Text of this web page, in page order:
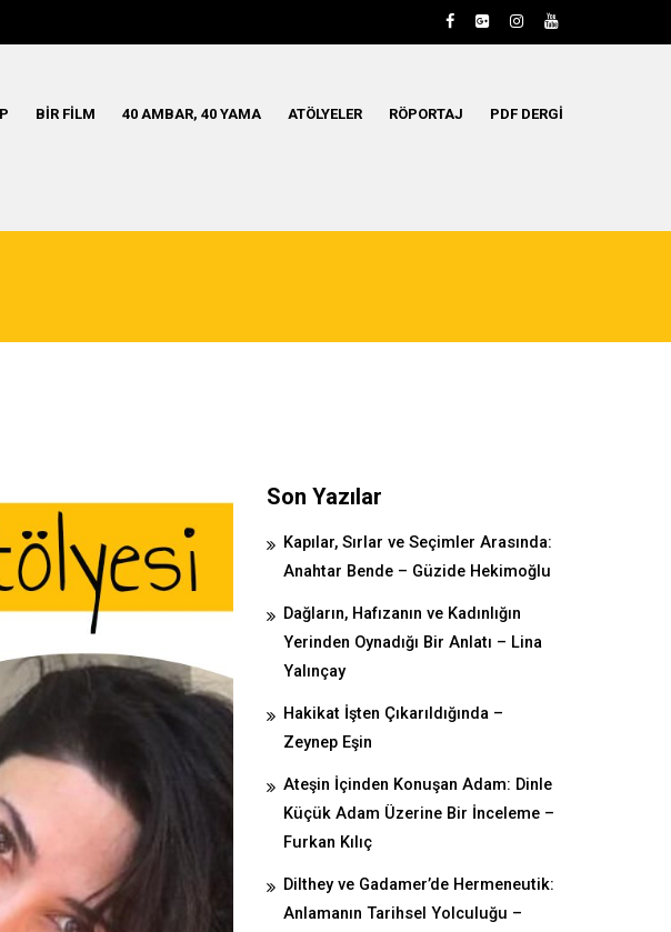
BIR FILM 40 AMBAR, 40 YAMA ATÖLYELER RÖPORTAJ PDF DERGI
Son Yazılar
Kapılar, Sırlar ve Seçimler Arasında:
Anahtar Bende – Güzide Hekimoğlu
Dağların, Hafızanın ve Kadınlığın
Yerinden Oynadığı Bir Anlatı – Lina
Yalınçay
Hakikat İşten Çıkarıldığında –
Zeynep Eşin
Ateşin İçinden Konuşan Adam: Dinle
Küçük Adam Üzerine Bir İnceleme –
Furkan Kılıç
Dilthey ve Gadamer’de Hermeneutik:
Anlamanın Tarihsel Yolculuğu –